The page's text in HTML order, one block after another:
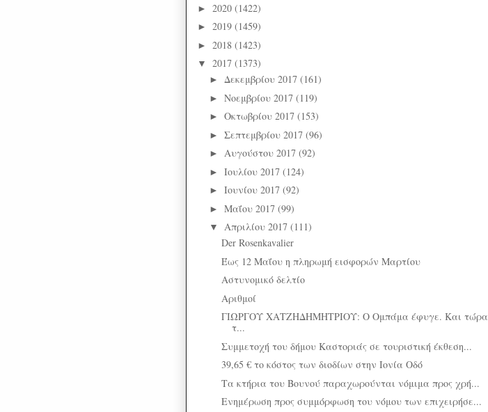
► 2020 (1422)
► 2019 (1459)
► 2018 (1423)
▼ 2017 (1373)
► Δεκεμβρίου 2017 (161)
► Νοεμβρίου 2017 (119)
► Οκτωβρίου 2017 (153)
► Σεπτεμβρίου 2017 (96)
► Αυγούστου 2017 (92)
► Ιουλίου 2017 (124)
► Ιουνίου 2017 (92)
► Μαΐου 2017 (99)
▼ Απριλίου 2017 (111)
Der Rosenkavalier
Έως 12 Μαΐου η πληρωμή εισφορών Μαρτίου
Αστυνομικό δελτίο
Αριθμοί
ΓΙΩΡΓΟΥ ΧΑΤΖΗΔΗΜΗΤΡΙΟΥ: Ο Ομπάμα έφυγε. Και τώρα
τ...
Συμμετοχή του δήμου Καστοριάς σε τουριστική έκθεση...
39,65 € τo κόστος των διοδίων στην Ιονία Οδό
Τα κτήρια του Βουνού παραχωρούνται νόμιμα προς χρή...
Ενημέρωση προς συμμόρφωση του νόμου των επιχειρήσε...